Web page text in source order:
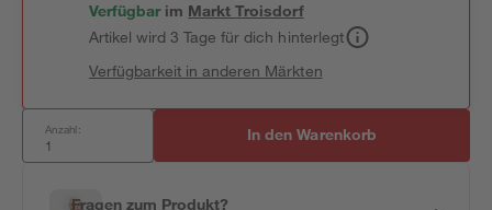
Verfügbar im MarktTroisdorf
Artikel wird 3 Tage für dich hinterlegt
Verfügbarkeit in anderen Märkten
Anzahl: In den Warenkorb
Fragen zum Produkt?